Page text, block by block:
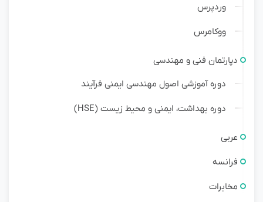
وردپرس
ووکامرس
دپارتمان فنی و مهندسی
دوره آموزشی اصول مهندسی ایمنی فرآیند
دوره بهداشت، ایمنی و محیط زیست (HSE)
عربی
فرانسه
مخابرات